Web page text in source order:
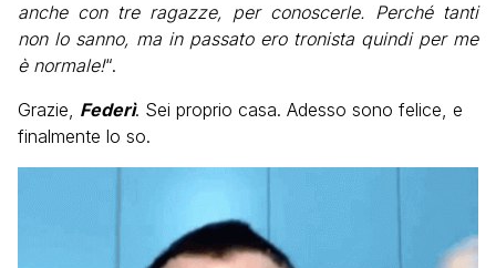
anche con tre ragazze, per conoscerle. Perché tanti
non lo sanno, ma in passato ero tronista quindi per me
è normale!“.
Grazie, Federì. Sei proprio casa. Adesso sono felice, e
finalmente lo so.